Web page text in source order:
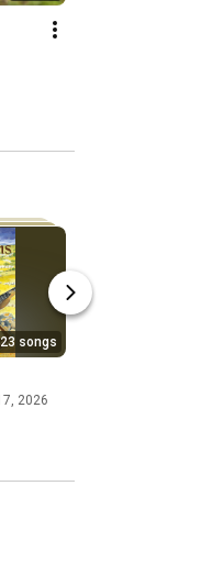
23 songs
2026